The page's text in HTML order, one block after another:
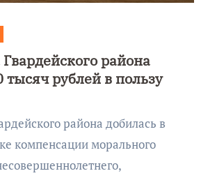
района
тысяч рублей в пользу
компенсации морального